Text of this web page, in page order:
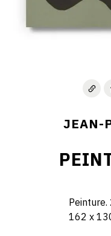
JEAN-
162 x